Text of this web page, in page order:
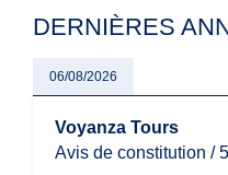
évoluent dans un contexte
oblige les indépendants à
particulièrement vigilants.
DERNIÈRES
06/08/2026
Voyanza Tours
Avis de constitution /